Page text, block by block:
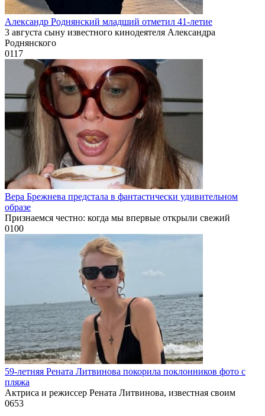
Александр Роднянский младший отметил 41-летие
3 августа сыну известного кинодеятеля Александра
Роднянского
0117
Вера Брежнева предстала в фантастически удивительном
образе
Признаемся честно: когда мы впервые открыли свежий
0100
59-летняя Рената Литвинова покорила поклонников фото с
пляжа
Актриса и режиссер Рената Литвинова, известная своим
0653